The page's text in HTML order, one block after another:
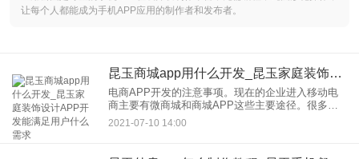
让每个人都能成为手机APP应用的制作者和发布者。
昆玉商城app用什么开发_昆玉家庭装饰设计APP开发能满足用户什么需求
电商APP开发的注意事项。现在的企业进入移动电
商主要有微商城和商城APP这些主要途径。很多企
业在传统进军电商的时候多多少少都有感到迷茫，
迷茫主要源自对开发的一个
2021-07-10 14:00